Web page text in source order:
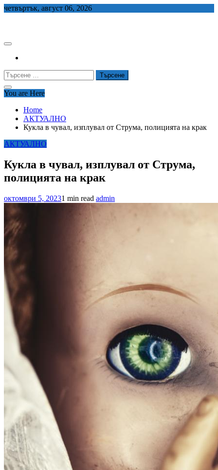
Skip
четвъртък, август 06, 2026
Търсене
за:
You are Here
Home
АКТУАЛНО
Кукла в чувал, изплувал от Струма, полицията на крак
АКТУАЛНО
Кукла в чувал, изплувал от Струма,
полицията на крак
октомври 5, 20231 min read admin